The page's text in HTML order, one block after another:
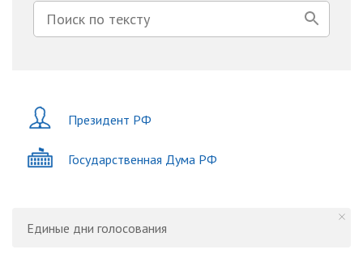
Президент РФ
Государственная Дума РФ
Единые дни голосования